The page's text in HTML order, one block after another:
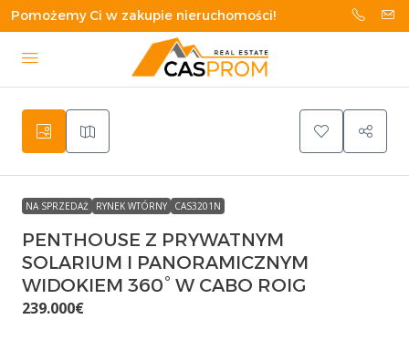
Pomożemy Ci w zakupie nieruchomości!
NA SPRZEDAŻ RYNEK WTÓRNY CAS3201N
PENTHOUSE Z PRYWATNYM
SOLARIUM I PANORAMICZNYM
WIDOKIEM 360° W CABO ROIG
239.000€